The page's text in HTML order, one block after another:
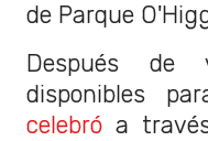
de Parque
Después de
disponibles
celebró a